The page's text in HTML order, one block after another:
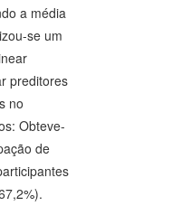
a média
se um
preditores
no
Obteve-
de